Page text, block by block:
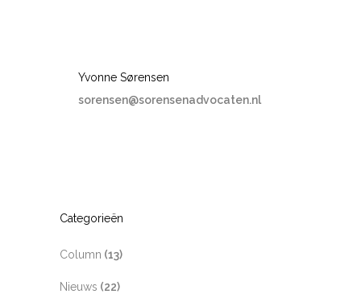
Yvonne Sørensen
sorensen@sorensenadvocaten.nl
Categorieën
Column (13)
Nieuws (22)